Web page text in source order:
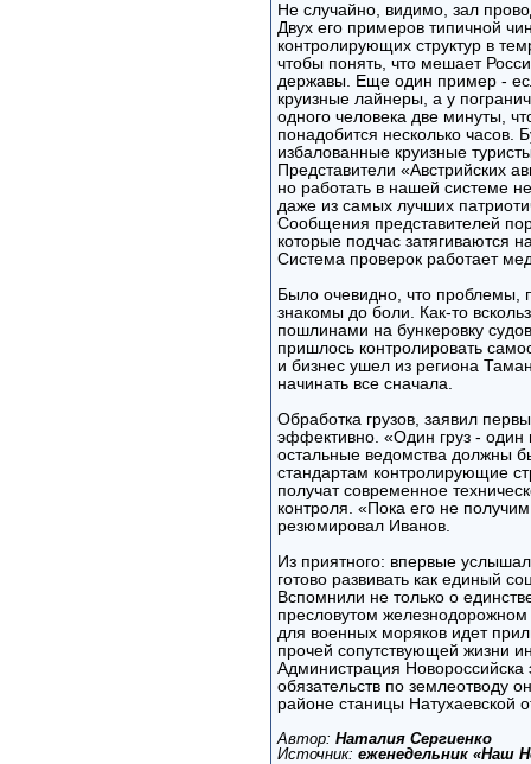
Не случайно, видимо, зал
Двух его примеров типичной
контролирующих структур в
чтобы понять, что мешает
державы. Еще один пример -
круизные лайнеры, а у
одного человека две минуты,
понадобится несколько часов.
избалованные круизные
Представители «Австрийских
но работать в нашей системе
даже из самых лучших
Сообщения представителей
которые подчас затягиваются
Система проверок работает
Было очевидно, что проблемы,
знакомы до боли. Как-то
пошлинами на бункеровку
пришлось контролировать
и бизнес ушел из региона
начинать все сначала.
Обработка грузов, заявил
эффективно. «Один груз -
остальные ведомства должны
стандартам контролирующие
получат современное
контроля. «Пока его не
резюмировал Иванов.
Из приятного: впервые
готово развивать как единый
Вспомнили не только о
пресловутом железнодорожном
для военных моряков идет
прочей сопутствующей жизни
Администрация Новороссийска
обязательств по землеотводу
районе станицы Натухаевской
Автор: Наталия Сергиенко
Источник: еженедельник «Наш